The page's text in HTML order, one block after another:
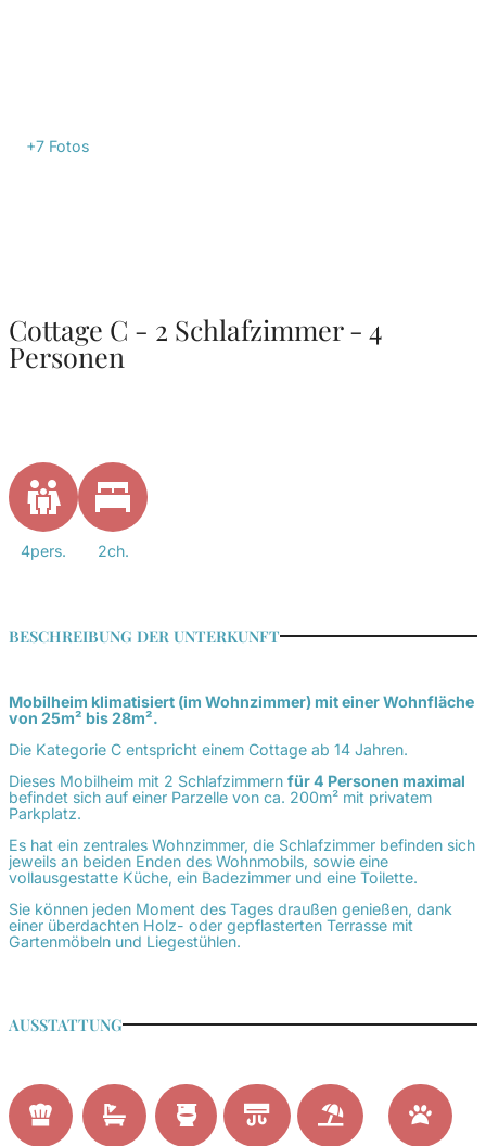
+7 Fotos
Cottage C - 2 Schlafzimmer - 4
Personen
4pers. 2ch.
BESCHREIBUNG DER UNTERKUNFT
Mobilheim klimatisiert (im Wohnzimmer) mit einer Wohnfläche
von 25m² bis 28m².
Die Kategorie C entspricht einem Cottage ab 14 Jahren.
Dieses Mobilheim mit 2 Schlafzimmern für 4 Personen maximal
befindet sich auf einer Parzelle von ca. 200m² mit privatem
Parkplatz.
Es hat ein zentrales Wohnzimmer, die Schlafzimmer befinden sich
jeweils an beiden Enden des Wohnmobils, sowie eine
vollausgestatte Küche, ein Badezimmer und eine Toilette.
Sie können jeden Moment des Tages draußen genießen, dank
einer überdachten Holz- oder gepflasterten Terrasse mit
Gartenmöbeln und Liegestühlen.
AUSSTATTUNG